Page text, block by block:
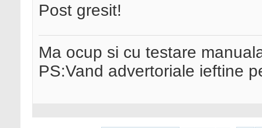
Post gresit!
Ma ocup si cu testare
PS:Vand advertoriale ieftine